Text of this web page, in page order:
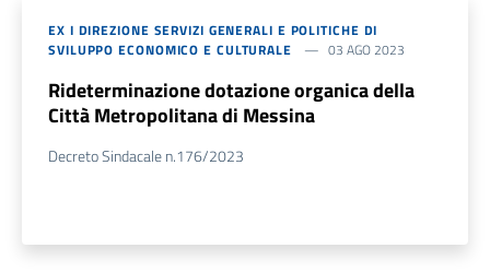
EX I DIREZIONE SERVIZI GENERALI E POLITICHE DI
SVILUPPO ECONOMICO E CULTURALE
03 AGO 2023
Rideterminazione dotazione organica della
Città Metropolitana di Messina
Decreto Sindacale n.176/2023